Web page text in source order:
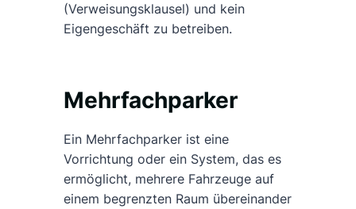
(Verweisungsklausel) und kein
Eigengeschäft zu betreiben.
Mehrfachparker
Ein Mehrfachparker ist eine
Vorrichtung oder ein System, das es
ermöglicht, mehrere Fahrzeuge auf
einem begrenzten Raum übereinander